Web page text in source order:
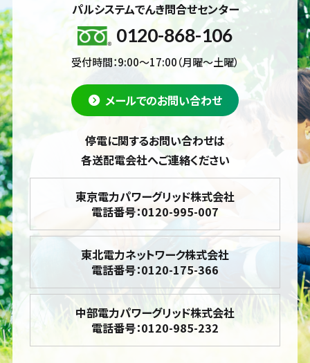
パルシステムでんき問合せセンター
0120-868-106
受付時間：9:00～17:00（月曜～土曜）
メールでのお問い合わせ
停電に関するお問い合わせは
各送配電会社へご連絡ください
東京電力パワーグリッド株式会社
電話番号：0120-995-007
東北電力ネットワーク株式会社
電話番号：0120-175-366
中部電力パワーグリッド株式会社
電話番号：0120-985-232